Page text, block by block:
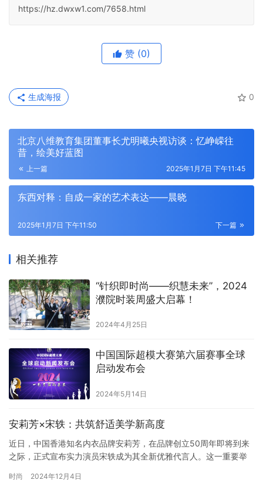
https://hz.dwxw1.com/7658.html
赞 (0)
0
生成海报
北京八维教育集团董事长尤明曦央视访谈：忆峥嵘往
昔，绘美好蓝图
上一篇 2025年1月7日 下午11:45
东西对释：自成一家的艺术表达——晨晓
下一篇
2025年1月7日 下午11:50
相关推荐
“针织即时尚——织慧未来”，2024
濮院时装周盛大启幕！
2024年4月25日
中国国际超模大赛第六届赛事全球
启动发布会
2024年5月14日
安莉芳×宋轶：共筑舒适美学新高度
近日，中国香港知名内衣品牌安莉芳，在品牌创立50周年即将到来
之际，正式宣布实力演员宋轶成为其全新优雅代言人。这一重要举
时尚 2024年12月4日